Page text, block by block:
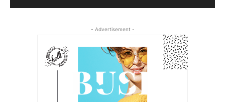
- Advertisement -